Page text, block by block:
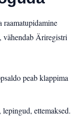
raamatupidamine
vähendab Äriregistri
peab klappima
ettemaksed.